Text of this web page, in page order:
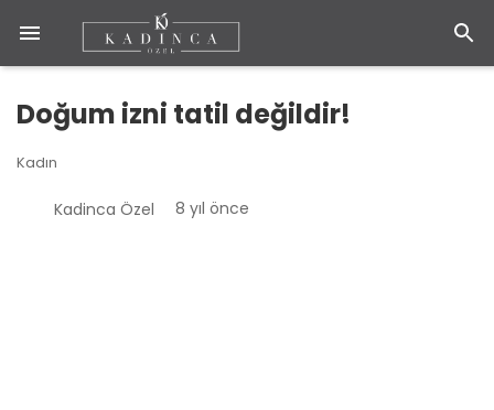
Doğum izni tatil değildir!
Kadın
Kadinca Özel 8 yıl önce